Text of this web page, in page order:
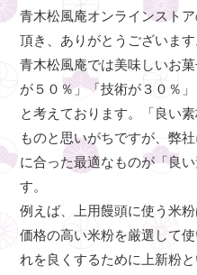
青木松風庵オンラインスト
頂き、ありがとうございます
青木松風庵では美味しいお
が５０％」「技術が３０％
と考えております。「良い
ものと思いがちですが、弊
に合った最適なものが「良
す。
例えば、上用饅頭に使う米
価格の高い米粉を厳選して
れを良くするために上新粉